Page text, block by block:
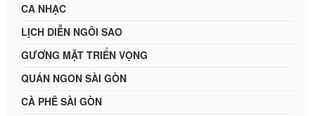
CA NHẠC
LỊCH DIỄN NGÔI SAO
GƯƠNG MẶT TRIỂN VỌNG
QUÁN NGON SÀI GÒN
CÀ PHÊ SÀI GÒN